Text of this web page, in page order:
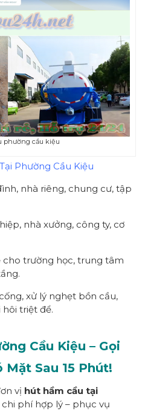
phường cầu kiệu
Phường Cầu Kiệu
nhà riêng, chung cư, tập
nhà xưởng, công ty, cơ
cho trường học, trung tâm
xử lý nghẹt bồn cầu,
triệt để.
Cầu Kiệu – Gọi
Mặt Sau 15 Phút!
vị hút hầm cầu tại
chi phí hợp lý – phục vụ